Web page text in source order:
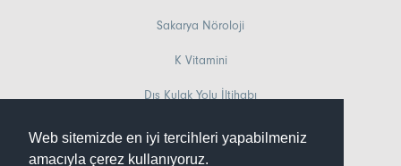
Web sitemizde en iyi tercihleri yapabilmeniz
amacıyla çerez kullanıyoruz.
Sakarya Nöroloji
K Vitamini
Dış Kulak Yolu İltihabı
Sabahları Uyanamamak Neden Olur?